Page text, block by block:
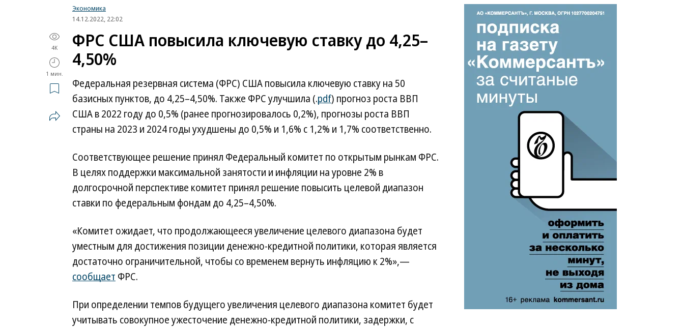
Экономика
14.12.2022, 22:02
4K
1 мин.
ФРС США повысила ключевую ставку до 4,25–
4,50%
Федеральная резервная система (ФРС) США повысила ключевую ставку на 50
базисных пунктов, до 4,25–4,50%. Также ФРС улучшила (.pdf) прогноз роста ВВП
США в 2022 году до 0,5% (ранее прогнозировалось 0,2%), прогнозы роста ВВП
страны на 2023 и 2024 годы ухудшены до 0,5% и 1,6% с 1,2% и 1,7% соответственно.
Соответствующее решение принял Федеральный комитет по открытым рынкам ФРС.
В целях поддержки максимальной занятости и инфляции на уровне 2% в
долгосрочной перспективе комитет принял решение повысить целевой диапазон
ставки по федеральным фондам до 4,25–4,50%.
«Комитет ожидает, что продолжающееся увеличение целевого диапазона будет
уместным для достижения позиции денежно-кредитной политики, которая является
достаточно ограничительной, чтобы со временем вернуть инфляцию к 2%»,—
сообщает ФРС.
При определении темпов будущего увеличения целевого диапазона комитет будет
учитывать совокупное ужесточение денежно-кредитной политики, задержки, с